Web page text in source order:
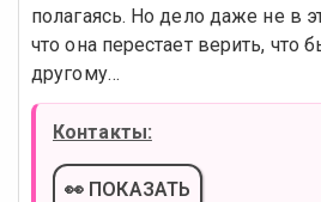
полагаясь. Но дело даже не в
что она перестает верить, что
другому…
Контакты:
👀 ПОКАЗАТЬ